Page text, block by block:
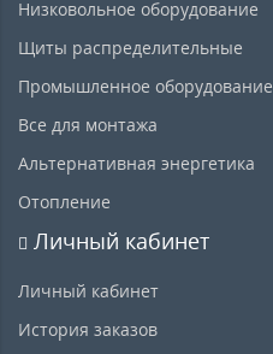
Низковольное оборудование
Щиты распределительные
Промышленное оборудование
Все для монтажа
Альтернативная энергетика
Отопление
Личный кабинет
Личный кабинет
История заказов